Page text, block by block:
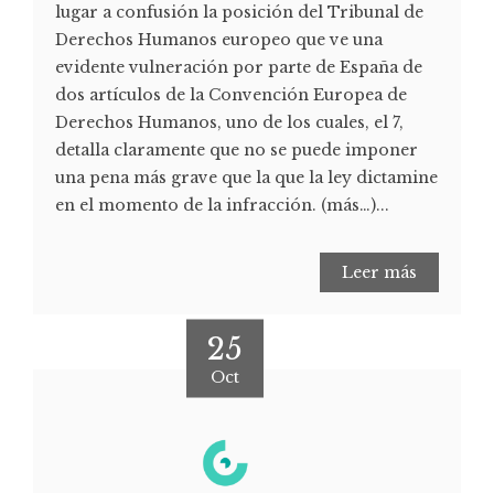
lugar a confusión la posición del Tribunal de
Derechos Humanos europeo que ve una
evidente vulneración por parte de España de
dos artículos de la Convención Europea de
Derechos Humanos, uno de los cuales, el 7,
detalla claramente que no se puede imponer
una pena más grave que la que la ley dictamine
en el momento de la infracción. (más…)...
Leer más
25
Oct